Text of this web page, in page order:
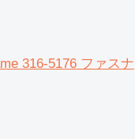
316-5176 ファスナ